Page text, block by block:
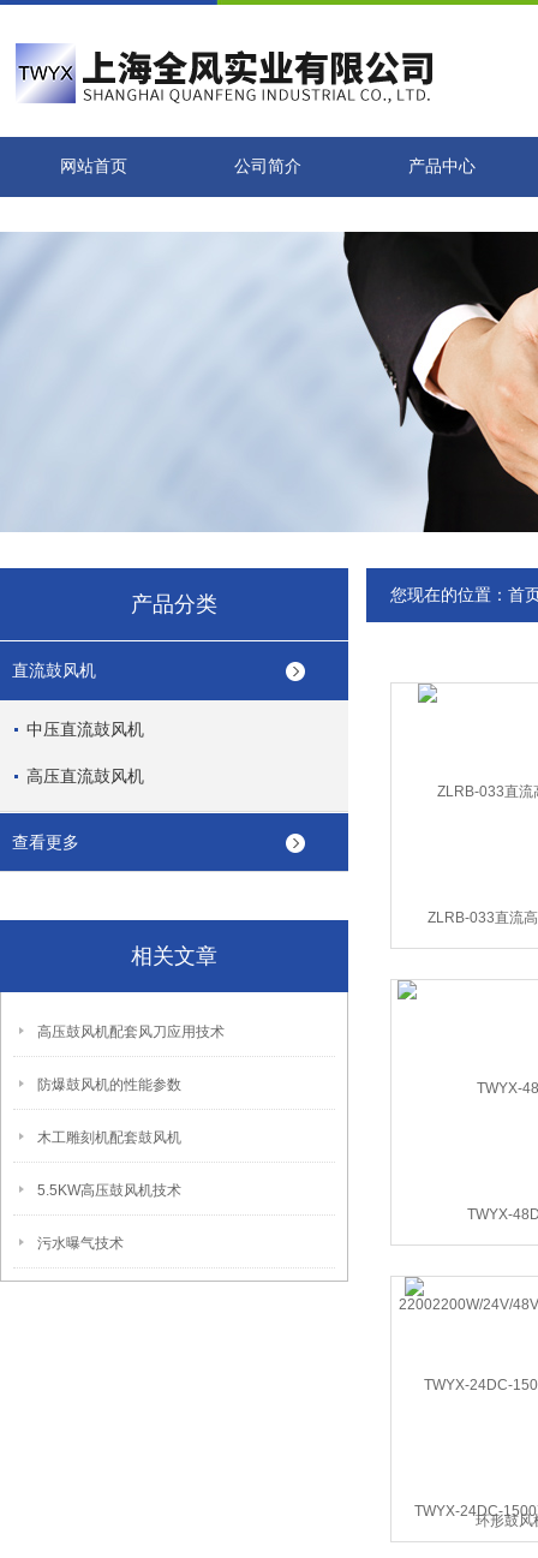
网站首页 公司简介 产品中心
产品分类
直流鼓风机
中压直流鼓风机
高压直流鼓风机
查看更多
相关文章
高压鼓风机配套风刀应用技术
防爆鼓风机的性能参数
木工雕刻机配套鼓风机
5.5KW高压鼓风机技术
污水曝气技术
您现在的位置： 首
ZLRB-033直流
TWYX-
22002200W/24V/
TWYX-24DC-